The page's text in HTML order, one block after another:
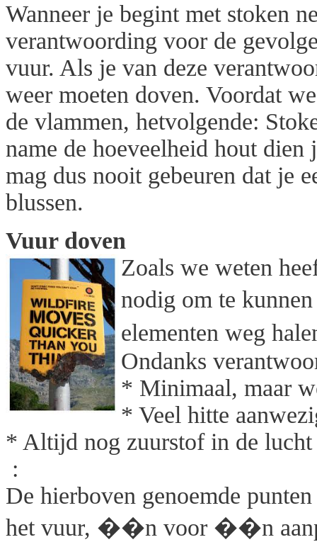
Wanneer je begint met stoken
verantwoording voor de
vuur. Als je van deze
weer moeten doven. Voordat
de vlammen, hetvolgende:
name de hoeveelheid hout
mag dus nooit gebeuren dat je
blussen.
Vuur doven
Zoals we weten
nodig om te
elementen weg
Ondanks
* Minimaal, maar
* Veel hitte
* Altijd nog zuurstof in de
:
De hierboven genoemde
het vuur, ��n voor ��n